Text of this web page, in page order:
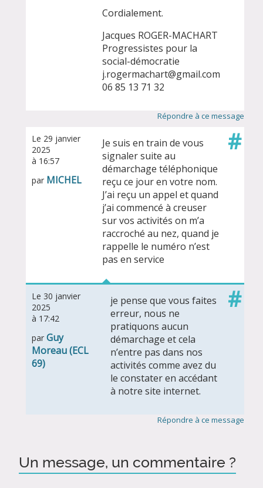
Cordialement.
Jacques ROGER-MACHART
Progressistes pour la
social-démocratie
j.rogermachart@gmail.com
06 85 13 71 32
Répondre à ce message
Le 29 janvier
2025
à 16:57
par MICHEL
Je suis en train de vous
signaler suite au
démarchage téléphonique
reçu ce jour en votre nom.
J’ai reçu un appel et quand
j’ai commencé à creuser
sur vos activités on m’a
raccroché au nez, quand je
rappelle le numéro n’est
pas en service
#
Le 30 janvier
2025
à 17:42
par Guy
Moreau (ECL
69)
je pense que vous faites
erreur, nous ne
pratiquons aucun
démarchage et cela
n’entre pas dans nos
activités comme avez du
le constater en accédant
à notre site internet.
#
Répondre à ce message
Un message, un commentaire ?